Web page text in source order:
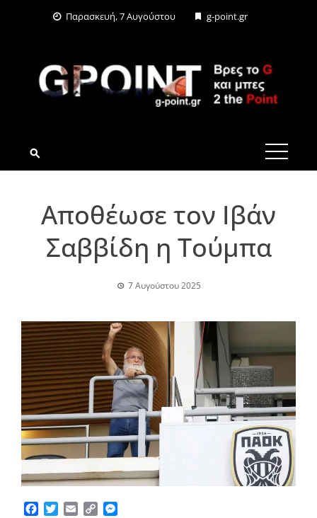
Παρασκευή, 7 Αυγούστου g-point.gr
G-POINT.GR
Αποθέωσε τον Ιβάν
Σαββίδη η Τούμπα
7 Αυγούστου 2025
Facebook
TwitterEmailCopy